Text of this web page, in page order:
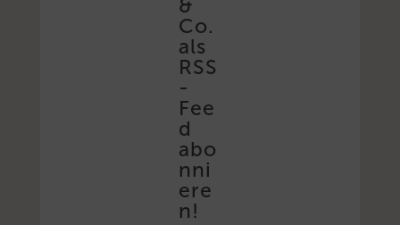
&
Co.
als
RSS
-
Fee
d
abo
nni
ere
n!